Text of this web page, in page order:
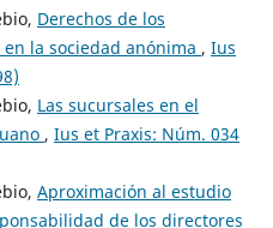
Derechos de los
la sociedad anónima , Ius
Las sucursales en el
, Ius et Praxis: Núm. 034
Aproximación al estudio
de los directores